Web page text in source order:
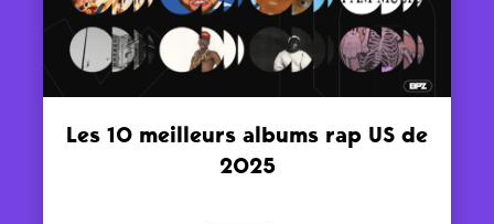
Les 10 meilleurs albums rap US de
2025